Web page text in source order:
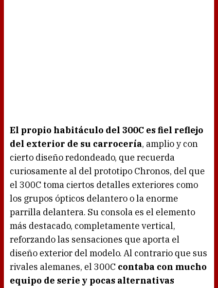
El propio habitáculo del 300C es fiel reflejo
del exterior de su carrocería, amplio y con
cierto diseño redondeado, que recuerda
curiosamente al del prototipo Chronos, del que
el 300C toma ciertos detalles exteriores como
los grupos ópticos delantero o la enorme
parrilla delantera. Su consola es el elemento
más destacado, completamente vertical,
reforzando las sensaciones que aporta el
diseño exterior del modelo. Al contrario que sus
rivales alemanes, el 300C contaba con mucho
equipo de serie y pocas alternativas